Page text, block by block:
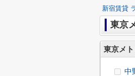
新宿賃貸
東京
東京メ
中